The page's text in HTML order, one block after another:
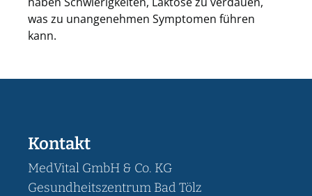
was zu unangenehmen Symptomen führen
kann.
Kontakt
MedVital GmbH & Co. KG
Gesundheitszentrum Bad Tölz